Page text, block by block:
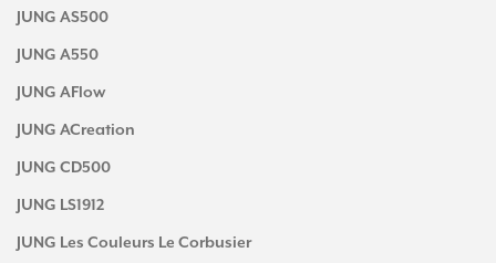
JUNG AS500
JUNG A550
JUNG AFlow
JUNG ACreation
JUNG CD500
JUNG LS1912
JUNG Les Couleurs Le Corbusier